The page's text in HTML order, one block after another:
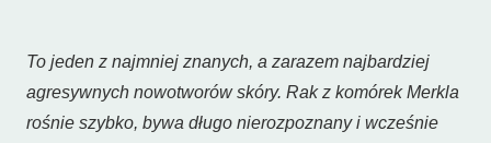
To jeden z najmniej znanych, a zarazem najbardziej
agresywnych nowotworów skóry. Rak z komórek Merkla
rośnie szybko, bywa długo nierozpoznany i wcześnie